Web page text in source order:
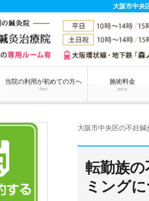
大阪市中央
当院の利用が初めての方へ
first
施術料金
price
大阪市中央区の不妊
転勤族
ミング